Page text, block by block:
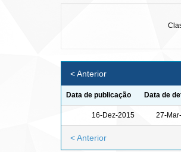
< Anterior
Data de publicação Data de
16-Dez-2015 27-
< Anterior